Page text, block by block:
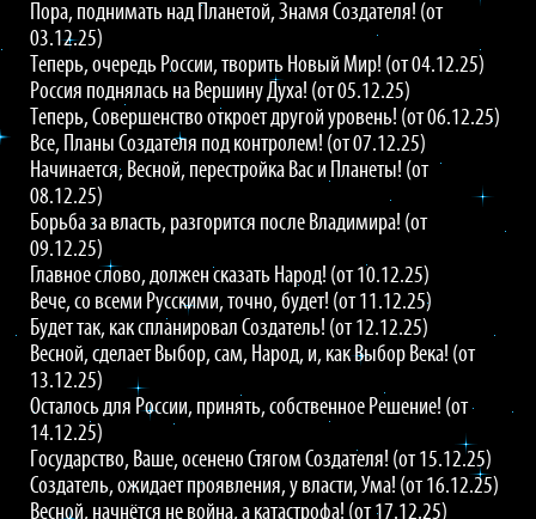
Пора, поднимать над Планетой, Знамя Создателя! (от
03.12.25)
Теперь, очередь России, творить Новый Мир! (от 04.12.25)
Россия поднялась на Вершину Духа! (от 05.12.25)
Теперь, Совершенство откроет другой уровень! (от 06.12.25)
Все, Планы Создателя под контролем! (от 07.12.25)
Начинается, Весной, перестройка Вас и Планеты! (от
08.12.25)
Борьба за власть, разгорится после Владимира! (от
09.12.25)
Главное слово, должен сказать Народ! (от 10.12.25)
Вече, со всеми Русскими, точно, будет! (от 11.12.25)
Будет так, как спланировал Создатель! (от 12.12.25)
Весной, сделает Выбор, сам, Народ, и, как Выбор Века! (от
13.12.25)
Осталось для России, принять, собственное Решение! (от
14.12.25)
Государство, Ваше, осенено Стягом Создателя! (от 15.12.25)
Создатель, ожидает проявления, у власти, Ума! (от 16.12.25)
Весной, начнётся не война, а катастрофа! (от 17.12.25)